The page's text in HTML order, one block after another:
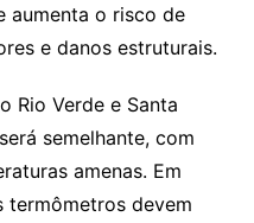
aumenta o risco de
e danos estruturais.
Rio Verde e Santa
semelhante, com
amenas. Em
termômetros devem